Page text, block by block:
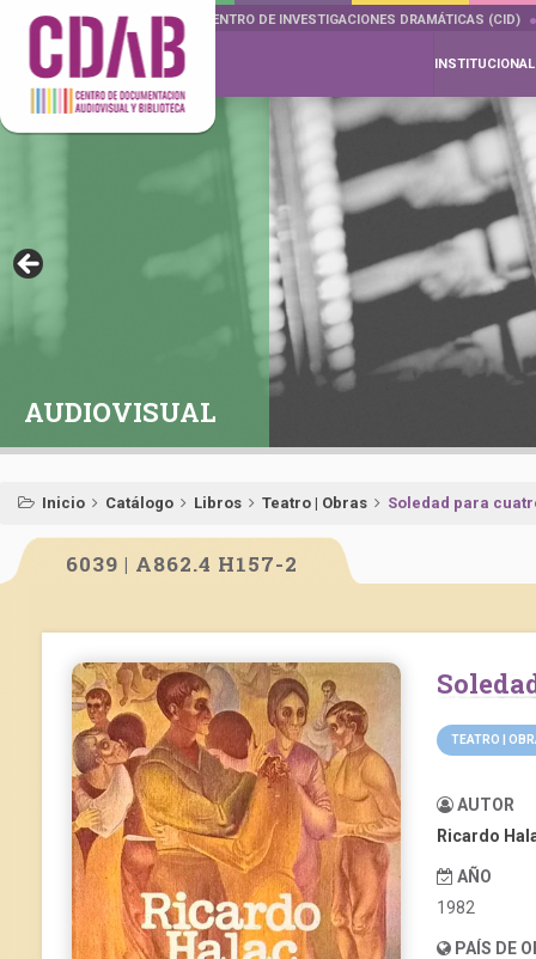
DOCUMENTA DRAMÁTICAS CENTRO DE INVESTIGACIONES DRAMÁTICAS (CID)
INSTITUCIONAL
AUDIOVISUAL
Inicio Catálogo Libros Teatro | Obras Soledad para
6039 | A862.4 H157-2
TEATRO |
AUTOR
Ricardo
AÑO
1982
PAÍS DE